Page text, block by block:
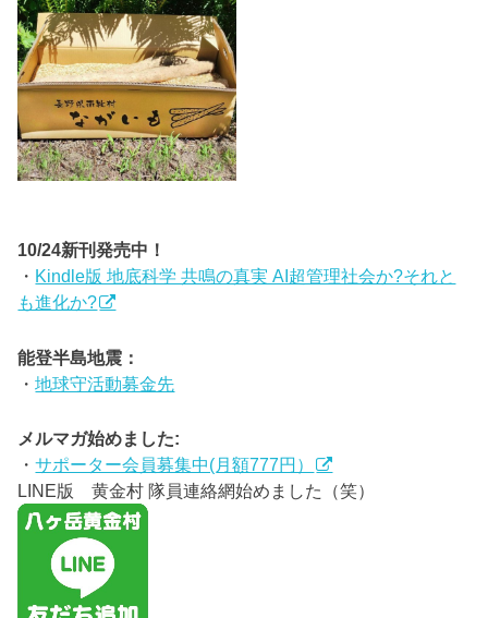
10/24新刊発売中！
・ Kindle版 地底科学 共鳴の真実 AI超管理社会か?それと
も進化か?
能登半島地震：
・地球守活動募金先
メルマガ始めました:
・サポーター会員募集中(月額777円）
LINE版 黄金村 隊員連絡網始めました（笑）